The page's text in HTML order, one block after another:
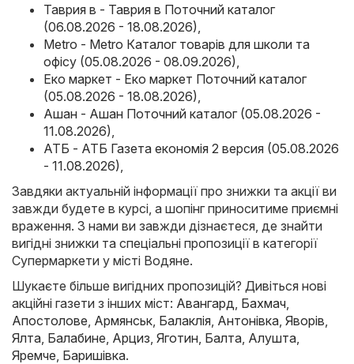
Таврия в - Таврия в Поточний каталог
(06.08.2026 - 18.08.2026)
Metro - Metro Каталог товарів для школи та
офісу (05.08.2026 - 08.09.2026)
Еко маркет - Еко маркет Поточний каталог
(05.08.2026 - 18.08.2026)
Ашан - Ашан Поточний каталог (05.08.2026 -
11.08.2026)
АТБ - АТБ Газета економія 2 версия (05.08.2026
- 11.08.2026)
Завдяки актуальній інформації про знижки та акції ви
завжди будете в курсі, а шопінг приноситиме приємні
враження. З нами ви завжди дізнаєтеся, де знайти
вигідні знижки та спеціальні пропозиції в категорії
Супермаркети у місті Водяне.
Шукаєте більше вигідних пропозицій? Дивіться нові
акційні газети з інших міст: Авангард Бахмач
Апостолове Армянськ Балаклія Антонівка Яворів
Ялта Балабине Арциз Яготин Балта Алушта
Яремче Баришівка.